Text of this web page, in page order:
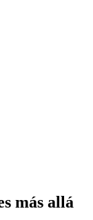
más allá